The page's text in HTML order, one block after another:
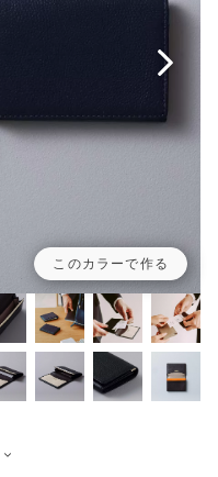
このカラーで作る